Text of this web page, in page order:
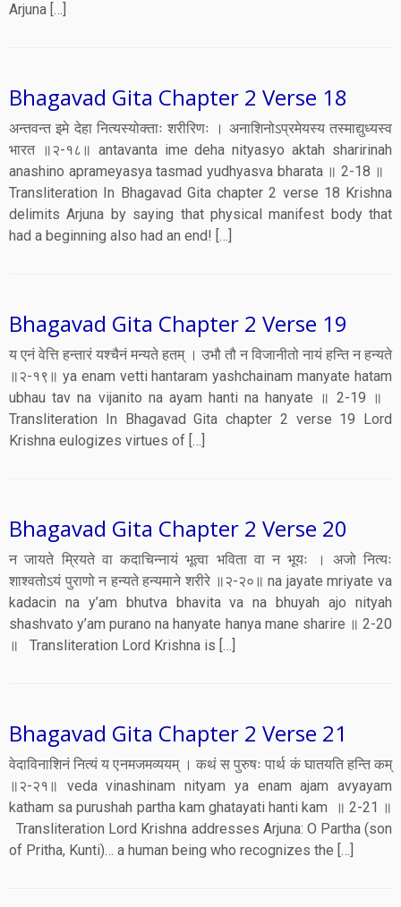
Arjuna […]
Bhagavad Gita Chapter 2 Verse 18
अन्तवन्त इमे देहा नित्यस्योक्ताः शरीरिणः । अनाशिनोऽप्रमेयस्य तस्माद्युध्यस्व
भारत ॥२-१८॥ antavanta ime deha nityasyo aktah sharirinah
anashino aprameyasya tasmad yudhyasva bharata ॥ 2-18 ॥
Transliteration In Bhagavad Gita chapter 2 verse 18 Krishna
delimits Arjuna by saying that physical manifest body that
had a beginning also had an end! […]
Bhagavad Gita Chapter 2 Verse 19
य एनं वेत्ति हन्तारं यश्चैनं मन्यते हतम् । उभौ तौ न विजानीतो नायं हन्ति न हन्यते
॥२-१९॥ ya enam vetti hantaram yashchainam manyate hatam
ubhau tav na vijanito na ayam hanti na hanyate ॥ 2-19 ॥
Transliteration In Bhagavad Gita chapter 2 verse 19 Lord
Krishna eulogizes virtues of […]
Bhagavad Gita Chapter 2 Verse 20
न जायते म्रियते वा कदाचिन्नायं भूत्वा भविता वा न भूयः । अजो नित्यः
शाश्वतोऽयं पुराणो न हन्यते हन्यमाने शरीरे ॥२-२०॥ na jayate mriyate va
kadacin na y’am bhutva bhavita va na bhuyah ajo nityah
shashvato y’am purano na hanyate hanya mane sharire ॥ 2-20
॥ Transliteration Lord Krishna is […]
Bhagavad Gita Chapter 2 Verse 21
वेदाविनाशिनं नित्यं य एनमजमव्ययम् । कथं स पुरुषः पार्थ कं घातयति हन्ति कम्
॥२-२१॥ veda vinashinam nityam ya enam ajam avyayam
katham sa purushah partha kam ghatayati hanti kam ॥ 2-21 ॥
Transliteration Lord Krishna addresses Arjuna: O Partha (son
of Pritha, Kunti)… a human being who recognizes the […]